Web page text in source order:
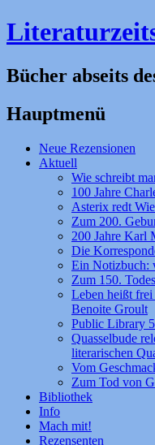
Bücher abseits
Hauptmenü
Zum
Inhalt
Neue Rezensionen
Aktuell
Wie schreibt
100 Jahre
Asterix redt
Zum 200.
200 Jahre Karl
Die
Ein Notizbuch:
Zum 150.
Leben heißt
Benoite Groult
Public Library
Quasselbude
literarischen
Vom
Zum Tod von
Bibliothek
Info
Mach mit!
Rezensenten